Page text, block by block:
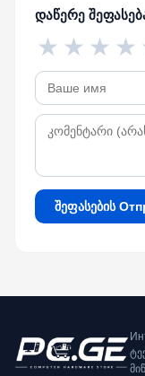
დაწერე
★
★
★
★
შეფასების